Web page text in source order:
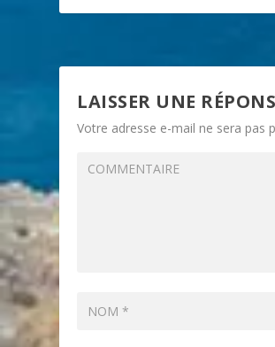
LAISSER UNE
Votre adresse e-mail ne sera pas